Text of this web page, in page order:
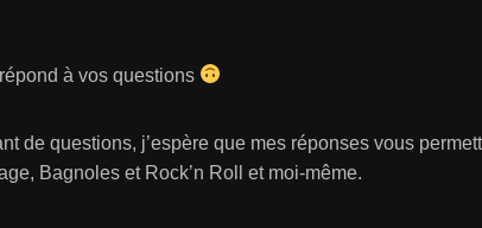
à vos questions
de questions, j’espère que mes réponses vous
Bagnoles et Rock’n Roll et moi-même.